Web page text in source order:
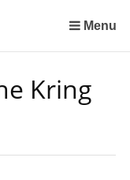
Menu
Kring